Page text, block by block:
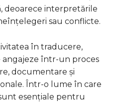
deoarece interpretările
sau conflicte.
în traducere,
angajeze într-un proces
documentare și
Într-o lume în care
esențiale pentru